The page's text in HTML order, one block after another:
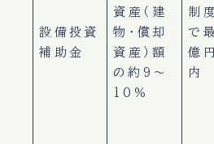
設備投資
補助金
資産（建
物・償却
資産）額
の約9〜
10％
制
で
億
内